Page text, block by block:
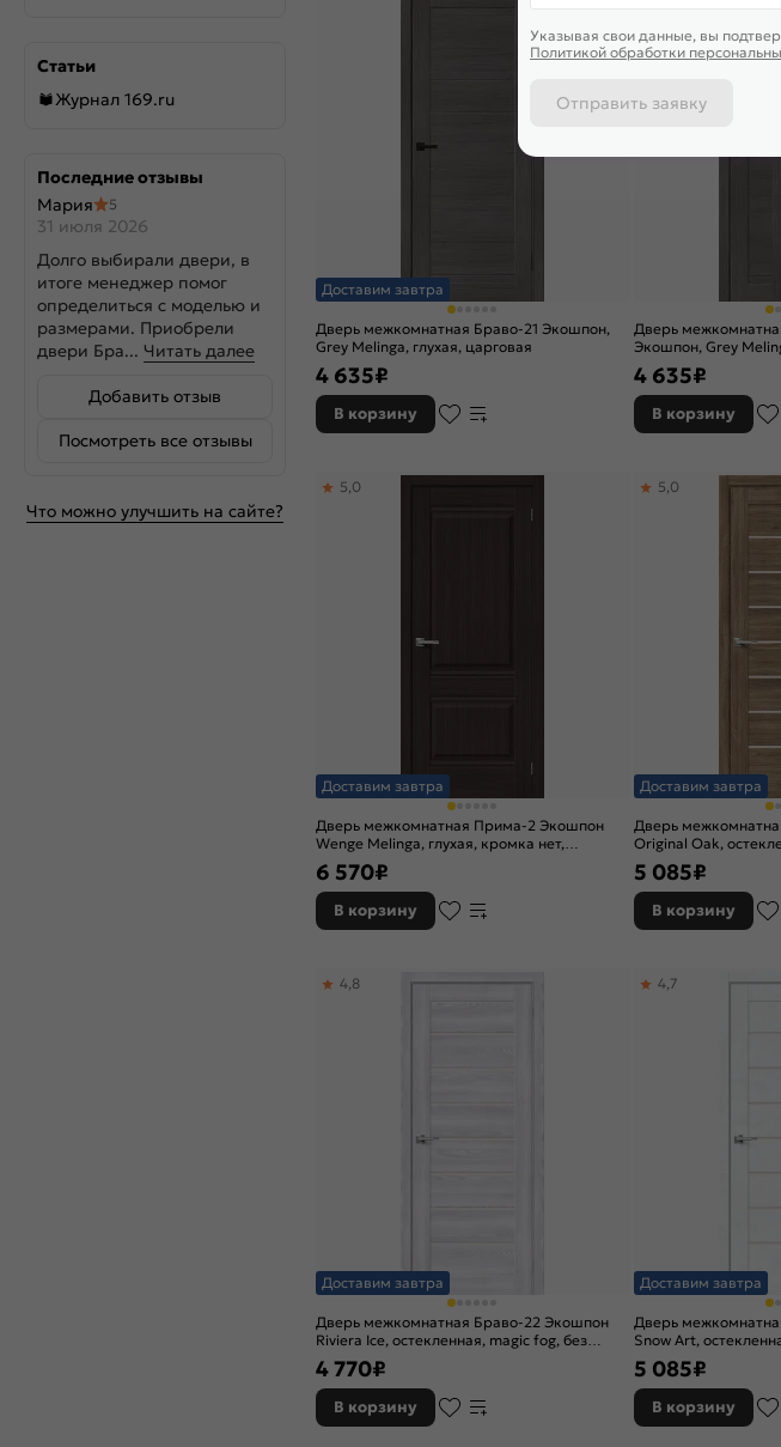
Статьи
Журнал 169.ru
Последние отзывы
Мария
5
31 июля 2026
Долго выбирали двери, в
итоге менеджер помог
определиться с моделью и
размерами. Приобрели
двери Бра... Читать далее
Добавить отзыв
Посмотреть все отзывы
Что можно улучшить на сайте?
Доставим завтра
Дверь межкомнатная Браво-21 Экошпон,
Grey Melinga, глухая, царговая
4 635₽
В корзину
Дверь
Экошпон, Grey
4 635₽
В корзину
Доставим завтра
Дверь межкомнатная Прима-2 Экошпон
Wenge Melinga, глухая, кромка нет,
филенчатая
5,0
6 570₽
В корзину
Доставим завтра
Дверь
Original Oak,
кромки, царговая
5,0
5 085₽
В корзину
Доставим завтра
Дверь межкомнатная Браво-22 Экошпон
Riviera Ice, остекленная, magic fog, без
кромки, царговая
4,8
4 770₽
В корзину
Доставим завтра
Дверь
Snow Art,
4,7
5 085₽
В корзину
Указывая свои данные, вы
Политикой обработки
Отправить заявку